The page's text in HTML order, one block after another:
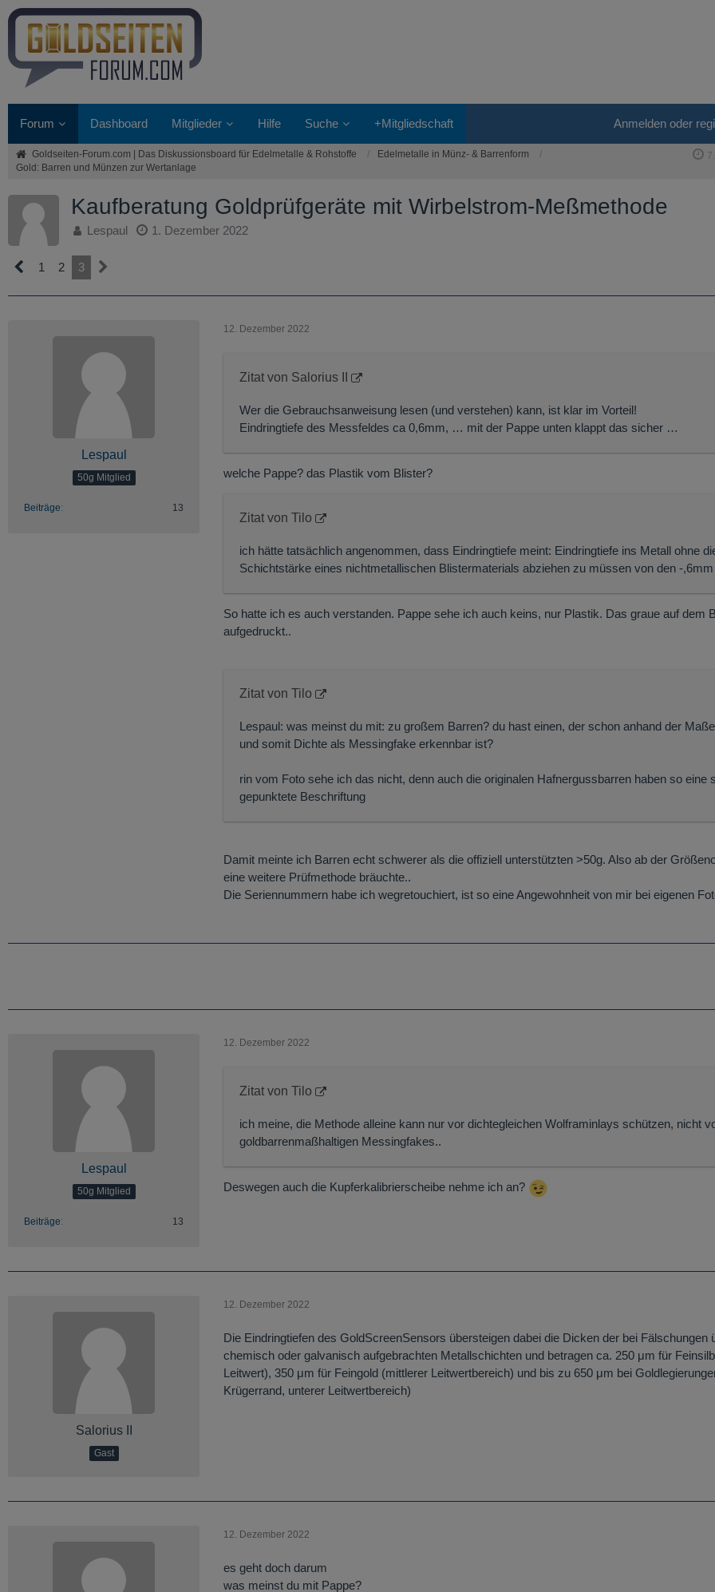
Forum Dashboard Mitglieder Hilfe Suche +Mitgliedschaft Anmelden oder
Goldseiten-Forum.com | Das Diskussionsboard für Edelmetalle & Rohstoffe
Edelmetalle in Münz- & Barrenform
Gold: Barren und Münzen zur Wertanlage
Kaufberatung Goldprüfgeräte mit Wirbelstrom-Meßmethode
Lespaul 1. Dezember 2022
1 2 3
Lespaul
50g Mitglied
Beiträge 13
12. Dezember 2022
Zitat von Salorius II
Wer die Gebrauchsanweisung lesen (und verstehen) kann, ist klar im Vorteil!
Eindringtiefe des Messfeldes ca 0,6mm, … mit der Pappe unten klappt das sicher …
welche Pappe? das Plastik vom Blister?
Zitat von Tilo
ich hätte tatsächlich angenommen, dass Eindringtiefe meint: Eindringtiefe ins Metall ohne
Schichtstärke eines nichtmetallischen Blistermaterials abziehen zu müssen von den -,6mm
So hatte ich es auch verstanden. Pappe sehe ich auch keins, nur Plastik. Das graue auf dem
aufgedruckt..
Zitat von Tilo
Lespaul: was meinst du mit: zu großem Barren? du hast einen, der schon anhand der Maße
und somit Dichte als Messingfake erkennbar ist?
rin vom Foto sehe ich das nicht, denn auch die originalen Hafnergussbarren haben so eine
gepunktete Beschriftung
Damit meinte ich Barren echt schwerer als die offiziell unterstützten >50g. Also ab der
eine weitere Prüfmethode bräuchte..
Die Seriennummern habe ich wegretouchiert, ist so eine Angewohnheit von mir bei eigenen
Lespaul
50g Mitglied
Beiträge 13
12. Dezember 2022
Zitat von Tilo
ich meine, die Methode alleine kann nur vor dichtegleichen Wolframinlays schützen, nicht
goldbarrenmaßhaltigen Messingfakes..
Deswegen auch die Kupferkalibrierscheibe nehme ich an?
Salorius II
Gast
12. Dezember 2022
Die Eindringtiefen des GoldScreenSensors übersteigen dabei die Dicken der bei Fälschungen
chemisch oder galvanisch aufgebrachten Metallschichten und betragen ca. 250 μm für
Leitwert), 350 μm für Feingold (mittlerer Leitwertbereich) und bis zu 650 μm bei
Krügerrand, unterer Leitwertbereich)
12. Dezember 2022
es geht doch darum
was meinst du mit Pappe?